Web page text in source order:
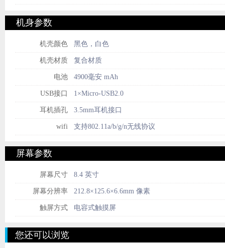
机身参数
机壳颜色 黑色，白色
机壳材质 复合材质
电池 4900毫安 mAh
USB接口 1×Micro-USB2.0
耳机插孔 3.5mm耳机接口
wifi 支持802.11a/b/g/n无线协议
屏幕参数
屏幕尺寸 8.4 英寸
屏幕分辨率 212.8×125.6×6.6mm 像素
触屏方式 电容式触摸屏
您还可以浏览